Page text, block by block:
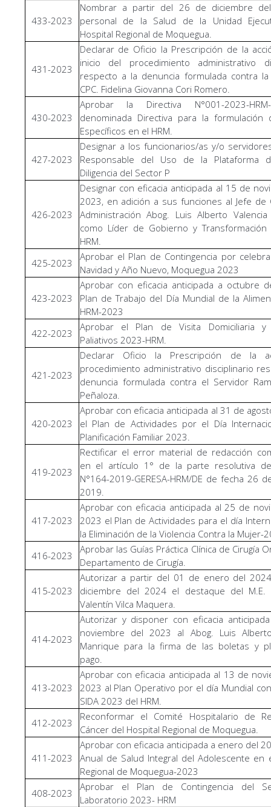
433-2023
Nombrar a partir del 26 de diciembre
personal de la Salud de la Unidad
Hospital Regional de Moquegua.
431-2023
Declarar de Oficio la Prescripción de la
inicio del procedimiento administrativo
respecto a la denuncia formulada contra
CPC. Fidelina Giovanna Cori Romero.
430-2023
Aprobar la Directiva N°001-2023-HRM-
denominada Directiva para la formulación
Específicos en el HRM.
427-2023
Designar a los funcionarios/as y/o
Responsable del Uso de la Plataforma
Diligencia del Sector P
426-2023
Designar con eficacia anticipada al 15 de
2023, en adición a sus funciones al Jefe de
Administración Abog. Luis Alberto
como Líder de Gobierno y Transformación
HRM.
425-2023
Aprobar el Plan de Contingencia por
Navidad y Año Nuevo, Moquegua 2023
423-2023
Aprobar con eficacia anticipada a octubre
Plan de Trabajo del Día Mundial de la
HRM-2023
422-2023
Aprobar el Plan de Visita Domiciliaria y
Paliativos 2023-HRM.
421-2023
Declarar Oficio la Prescripción de la
procedimiento administrativo disciplinario
denuncia formulada contra el Servidor
Peñaloza.
420-2023
Aprobar con eficacia anticipada al 31 de
el Plan de Actividades por el Día
Planificación Familiar 2023.
419-2023
Rectificar el error material de redacción
en el artículo 1° de la parte resolutiva de
N°164-2019-GERESA-HRM/DE de fecha 26
2019.
417-2023
Aprobar con eficacia anticipada al 25 de
2023 el Plan de Actividades para el día
la Eliminación de la Violencia Contra la Mujer-
416-2023
Aprobar las Guías Práctica Clínica de Cirugía
Departamento de Cirugía.
415-2023
Autorizar a partir del 01 de enero del
diciembre del 2024 el destaque del M.E.
Valentín Vilca Maquera.
414-2023
Autorizar y disponer con eficacia
noviembre del 2023 al Abog. Luis
Manrique para la firma de las boletas y
pago.
413-2023
Aprobar con eficacia anticipada al 13 de
2023 al Plan Operativo por el día Mundial
SIDA 2023 del HRM.
412-2023
Reconformar el Comité Hospitalario de
Cáncer del Hospital Regional de Moquegua.
411-2023
Aprobar con eficacia anticipada a enero del
Anual de Salud Integral del Adolescente en
Regional de Moquegua-2023
408-2023
Aprobar el Plan de Contingencia del
Laboratorio 2023- HRM